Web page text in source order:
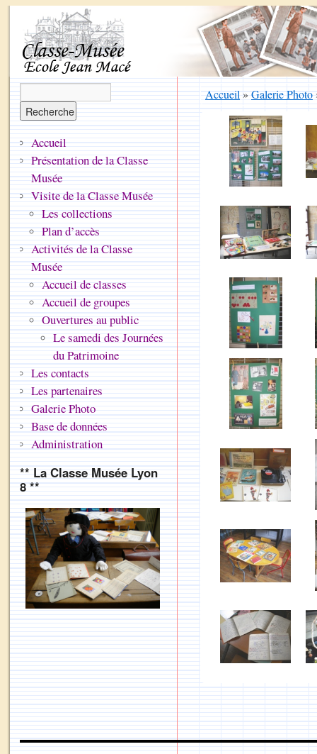
Accueil»Galerie Photo
Accueil
Présentation de la Classe
Musée
Visite de la Classe Musée
Les collections
Plan d’accès
Activités de la Classe
Musée
Accueil de classes
Accueil de groupes
Ouvertures au public
Le samedi des Journées
du Patrimoine
Les contacts
Les partenaires
Galerie Photo
Base de données
Administration
** La Classe Musée Lyon
8 **